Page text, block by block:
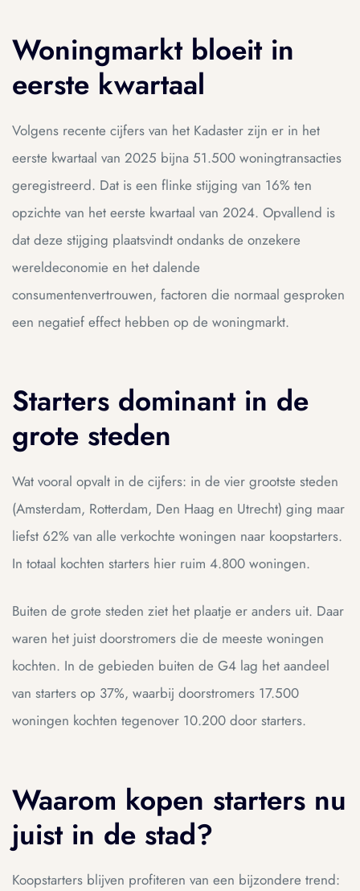
Woningmarkt bloeit in
eerste kwartaal
Volgens recente cijfers van het Kadaster zijn er in het
eerste kwartaal van 2025 bijna 51.500 woningtransacties
geregistreerd. Dat is een flinke stijging van 16% ten
opzichte van het eerste kwartaal van 2024. Opvallend is
dat deze stijging plaatsvindt ondanks de onzekere
wereldeconomie en het dalende
consumentenvertrouwen, factoren die normaal gesproken
een negatief effect hebben op de woningmarkt.
Starters dominant in de
grote steden
Wat vooral opvalt in de cijfers: in de vier grootste steden
(Amsterdam, Rotterdam, Den Haag en Utrecht) ging maar
liefst 62% van alle verkochte woningen naar koopstarters.
In totaal kochten starters hier ruim 4.800 woningen.
Buiten de grote steden ziet het plaatje er anders uit. Daar
waren het juist doorstromers die de meeste woningen
kochten. In de gebieden buiten de G4 lag het aandeel
van starters op 37%, waarbij doorstromers 17.500
woningen kochten tegenover 10.200 door starters.
Waarom kopen starters nu
juist in de stad?
Koopstarters blijven profiteren van een bijzondere trend: